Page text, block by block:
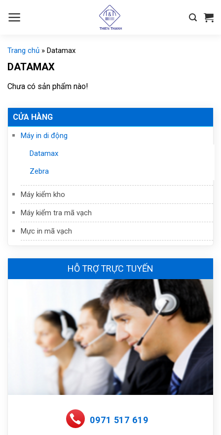
đến
Trang chủ » Datamax
CỬA HÀNG
Máy in di động
Datamax
Zebra
Máy kiểm kho
Máy kiểm tra mã vạch
Mực in mã vạch
HỖ TRỢ TRỰC TUYẾN
0971 517 619
DATAMAX
Chưa có sản phẩm nào!